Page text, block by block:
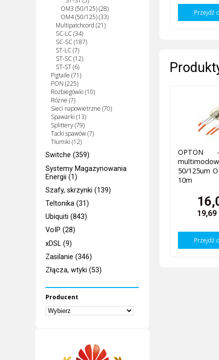
OM3 (50/125) (28)
OM4 (50/125) (33)
Multipatchcord (21)
SC-LC (34)
SC-SC (187)
ST-LC (7)
ST-SC (12)
ST-ST (6)
Pigtaile (71)
PON (225)
Rozbiegówki (10)
Różne (7)
Sieci napowietrzne (70)
Spawarki (13)
Splittery (79)
Tacki spawów (7)
Tłumiki (12)
Switche (359)
Systemy Magazynowania
Energii (1)
Szafy, skrzynki (139)
Teltonika (31)
Ubiquiti (843)
VoIP (28)
xDSL (9)
Zasilanie (346)
Złącza, wtyki (53)
Producent
Przejdź
OPTON
50/125um
10m
19,69
Przejdź